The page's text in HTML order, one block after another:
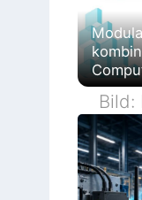
Bild: